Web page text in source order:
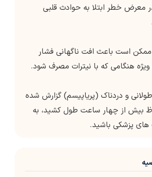
خطر ابتلا به حوادث قلبی
ممکن است باعث افت ناگهانی فشار
هنگامی که با نیترات مصرف شود.
و دردناک (پریاپیسم) گزارش شده
بیش از چهار ساعت طول کشید، به
های پزشکی باشید.